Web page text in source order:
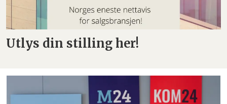
Utlys din stilling her!